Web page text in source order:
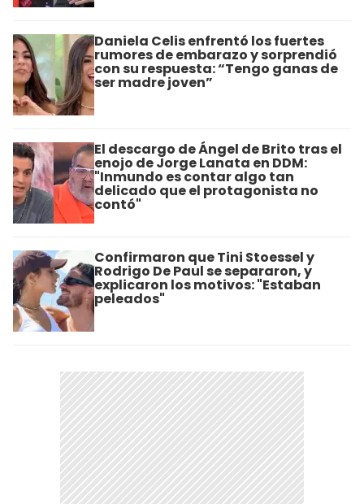
Daniela Celis enfrentó los fuertes
rumores de embarazo y sorprendió
con su respuesta: “Tengo ganas de
ser madre joven”
El descargo de Ángel de Brito tras el
enojo de Jorge Lanata en DDM:
"Inmundo es contar algo tan
delicado que el protagonista no
contó"
Confirmaron que Tini Stoessel y
Rodrigo De Paul se separaron, y
explicaron los motivos: "Estaban
peleados"